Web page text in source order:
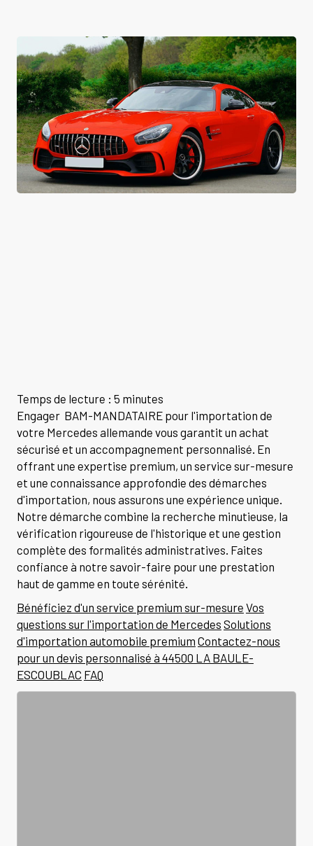
Temps de lecture : 5 minutes
Engager BAM-MANDATAIRE pour l'importation de
votre Mercedes allemande vous garantit un achat
sécurisé et un accompagnement personnalisé. En
offrant une expertise premium, un service sur-mesure
et une connaissance approfondie des démarches
d'importation, nous assurons une expérience unique.
Notre démarche combine la recherche minutieuse, la
vérification rigoureuse de l'historique et une gestion
complète des formalités administratives. Faites
confiance à notre savoir-faire pour une prestation
haut de gamme en toute sérénité.
Bénéficiez d'un service premium sur-mesure Vos
questions sur l'importation de Mercedes Solutions
d'importation automobile premium Contactez-nous
pour un devis personnalisé à 44500 LA BAULE-
ESCOUBLAC FAQ